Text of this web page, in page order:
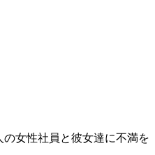
女性社員と彼女達に不満を